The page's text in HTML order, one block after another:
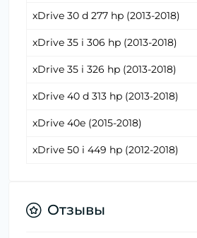
xDrive 30 d 277 hp (2013-2018)
xDrive 35 i 306 hp (2013-2018)
xDrive 35 i 326 hp (2013-2018)
xDrive 40 d 313 hp (2013-2018)
xDrive 40e (2015-2018)
xDrive 50 i 449 hp (2012-2018)
Отзывы